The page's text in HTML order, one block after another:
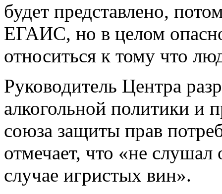
будет представлено,
ЕГАИС, но в целом
относиться к тому что
Руководитель Центра
алкогольной политики и
союза защиты прав
отмечает, что «не
случае игристых вин».